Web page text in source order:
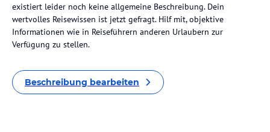
existiert leider noch keine allgemeine Beschreibung. Dein
wertvolles Reisewissen ist jetzt gefragt. Hilf mit, objektive
Informationen wie in Reiseführern anderen Urlaubern zur
Verfügung zu stellen.
Beschreibung bearbeiten